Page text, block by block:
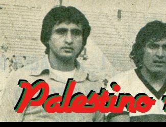
Saltar
al
contenido